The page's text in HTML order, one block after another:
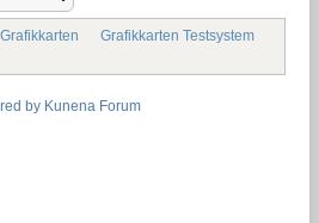
Grafikkarten
Grafikkarten Testsystem
by Kunena Forum